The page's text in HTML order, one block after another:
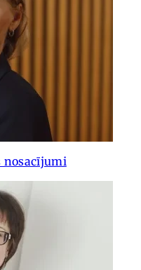
nosacījumi